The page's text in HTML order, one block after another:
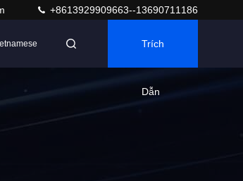
+8613929909663--13690711186
Trích
Dẫn